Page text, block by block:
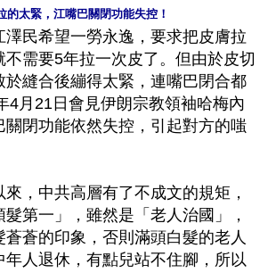
的太緊，江嘴巴關閉功能失控！
澤民希望一勞永逸，要求把皮膚拉
需要5年拉一次皮了。但由於皮切
於縫合後繃得太緊，連嘴巴閉合都
4月21日會見伊朗宗教領袖哈梅內
關閉功能依然失控，引起對方的嗤
，中共高層有了不成文的規矩，
第一」，雖然是「老人治國」，
蒼的印象，否則滿頭白髮的老人
年人退休，有點兒站不住腳，所以